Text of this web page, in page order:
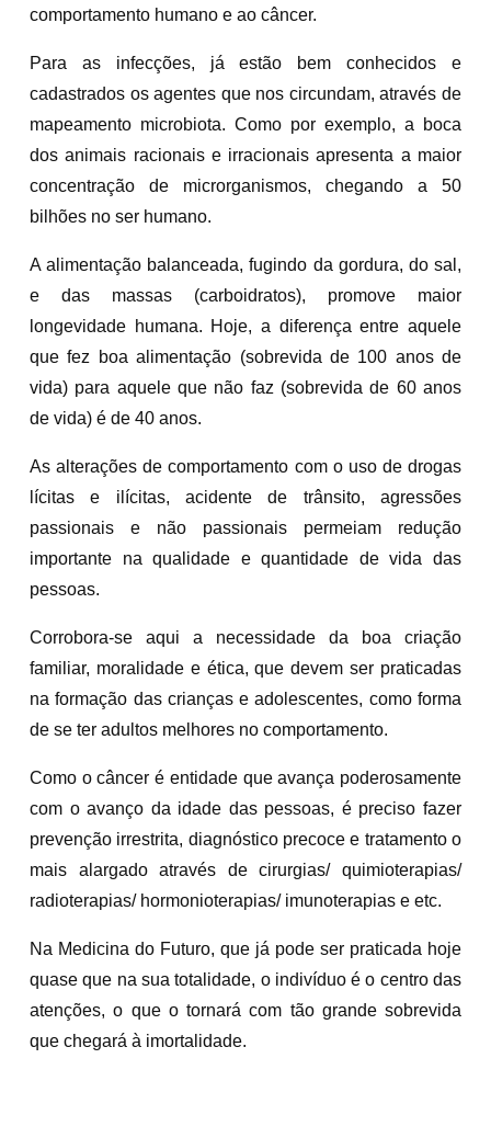
comportamento humano e ao câncer.
Para as infecções, já estão bem conhecidos e
cadastrados os agentes que nos circundam, através de
mapeamento microbiota. Como por exemplo, a boca
dos animais racionais e irracionais apresenta a maior
concentração de microrganismos, chegando a 50
bilhões no ser humano.
A alimentação balanceada, fugindo da gordura, do sal,
e das massas (carboidratos), promove maior
longevidade humana. Hoje, a diferença entre aquele
que fez boa alimentação (sobrevida de 100 anos de
vida) para aquele que não faz (sobrevida de 60 anos
de vida) é de 40 anos.
As alterações de comportamento com o uso de drogas
lícitas e ilícitas, acidente de trânsito, agressões
passionais e não passionais permeiam redução
importante na qualidade e quantidade de vida das
pessoas.
Corrobora-se aqui a necessidade da boa criação
familiar, moralidade e ética, que devem ser praticadas
na formação das crianças e adolescentes, como forma
de se ter adultos melhores no comportamento.
Como o câncer é entidade que avança poderosamente
com o avanço da idade das pessoas, é preciso fazer
prevenção irrestrita, diagnóstico precoce e tratamento o
mais alargado através de cirurgias/ quimioterapias/
radioterapias/ hormonioterapias/ imunoterapias e etc.
Na Medicina do Futuro, que já pode ser praticada hoje
quase que na sua totalidade, o indivíduo é o centro das
atenções, o que o tornará com tão grande sobrevida
que chegará à imortalidade.